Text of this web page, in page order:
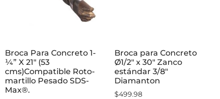
Broca Para Concreto 1-
¼” X 21″ (53
cms)Compatible Roto-
martillo Pesado SDS-
Max®.
Broca para Concreto
Ø1/2″ x 30″ Zanco
estándar 3/8″
Diamanton
$499.98